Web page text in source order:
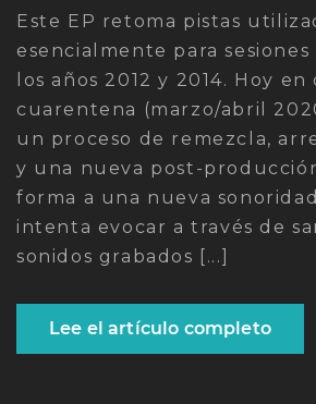
Este EP retoma pistas
esencialmente para
los años 2012 y 2014. Hoy en
cuarentena (marzo/abril
un proceso de remezcla,
y una nueva post-
forma a una nueva
intenta evocar a través de
sonidos grabados [...]
Lee el artículo completo